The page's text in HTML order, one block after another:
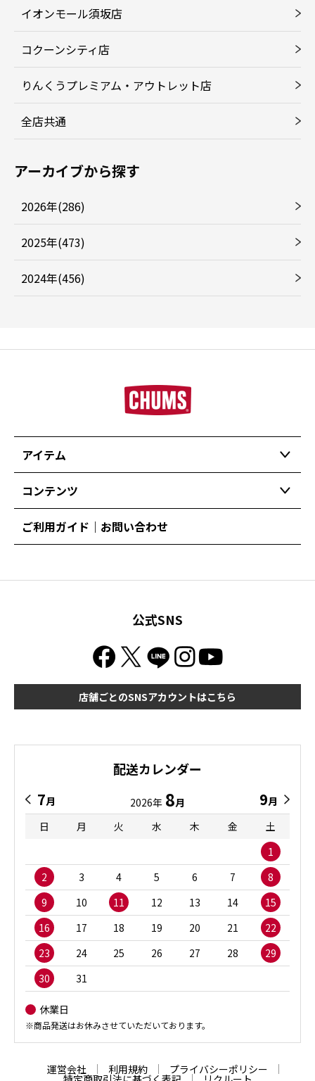
イオンモール須坂店
コクーンシティ店
りんくうプレミアム・アウトレット店
全店共通
アーカイブから探す
2026年(286)
2025年(473)
2024年(456)
アイテム
コンテンツ
ご利用ガイド｜お問い合わせ
公式SNS
店舗ごとのSNSアカウントはこちら
配送カレンダー
7月 2026年 8月 9月
日
月 火 水 木 金
土
1
2
3 4 5 6 7
8
9
10 11 12 13 14
15
16
17 18 19 20 21
22
23
24 25 26 27 28
29
30
31
休業日
※商品発送はお休みさせていただいております。
運営会社 利用規約 プライバシーポリシー